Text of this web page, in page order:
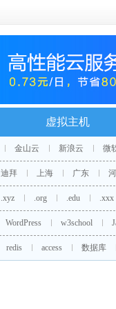
虚拟主机
金山云 新浪云 微
迪拜 上海 广东
.xyz .org .edu .xxx
WordPress w3school
redis access 数据库